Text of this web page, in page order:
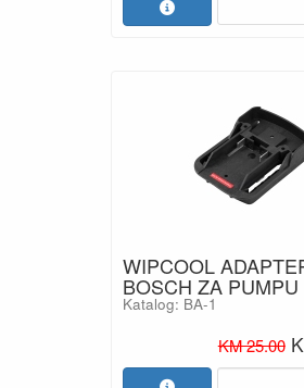
WIPCOOL
BOSCH ZA PUMPU
Katalog: BA-1
KM 25.00